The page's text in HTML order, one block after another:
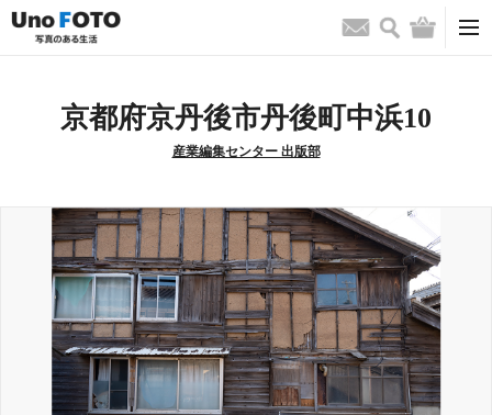
お問い合わせ
検索 バッグ
京都府京丹後市丹後町中浜10
産業編集センター 出版部